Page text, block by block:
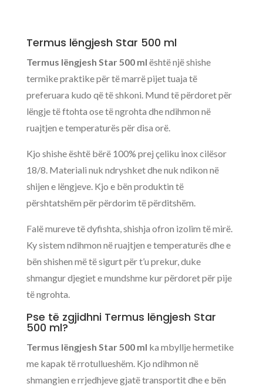
Termus lëngjesh Star 500 ml
Termus lëngjesh Star 500 ml është një shishe
termike praktike për të marrë pijet tuaja të
preferuara kudo që të shkoni. Mund të përdoret për
lëngje të ftohta ose të ngrohta dhe ndihmon në
ruajtjen e temperaturës për disa orë.
Kjo shishe është bërë 100% prej çeliku inox cilësor
18/8. Materiali nuk ndryshket dhe nuk ndikon në
shijen e lëngjeve. Kjo e bën produktin të
përshtatshëm për përdorim të përditshëm.
Falë mureve të dyfishta, shishja ofron izolim të mirë.
Ky sistem ndihmon në ruajtjen e temperaturës dhe e
bën shishen më të sigurt për t’u prekur, duke
shmangur djegiet e mundshme kur përdoret për pije
të ngrohta.
Pse të zgjidhni Termus lëngjesh Star
500 ml?
Termus lëngjesh Star 500 ml ka mbyllje hermetike
me kapak të rrotullueshëm. Kjo ndihmon në
shmangien e rrjedhjeve gjatë transportit dhe e bën